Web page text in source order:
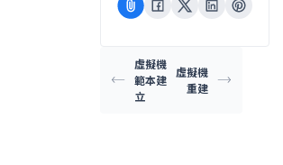
虛擬機
範本建
立
虛擬機
重建